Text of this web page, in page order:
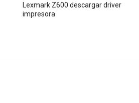
Lexmark Z600 descargar driver
impresora